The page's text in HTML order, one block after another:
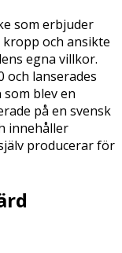
som erbjuder
och ansikte
egna villkor.
och lanserades
som blev en
på en svensk
innehåller
producerar för